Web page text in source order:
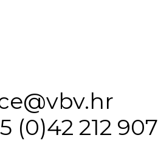
(0)42 212 907